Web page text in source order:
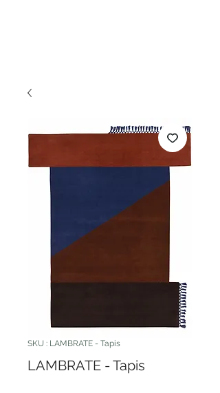
SKU : LAMBRATE - Tapis
LAMBRATE - Tapis